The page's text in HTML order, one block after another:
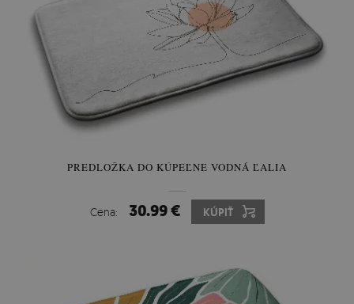
PREDLOŽKA DO KÚPEĽNE VODNÁ ĽALIA
Cena: 30.99 € KÚPIŤ